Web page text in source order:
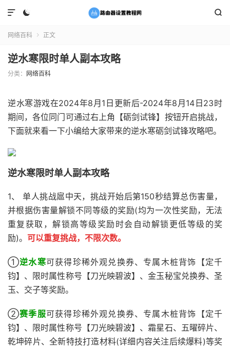
 

网络百科  正文
逆水寒限时单人副本攻略
分类： 网络百科
逆水寒游戏在2024年8月1日更新后-2024年8月14日23时
期间，各位同门可通过右上角【砺剑试锋】按钮开启挑战，
下面就来看一下小编给大家带来的逆水寒砺剑试锋攻略吧。
逆水寒限时单人副本攻略
1、 单人挑战扈中天，挑战开始后第150秒结算总伤害量，
并根据伤害量解锁不同等级的奖励(均为一次性奖励，无法
重复获取，解锁高等级奖励时会自动解锁更低等级的奖
励)。 可以重复挑战，不限次数。
①逆水寒可获得珍稀外观兑换券、专属木桩背饰【定千
钧】、限时属性称号【刀光映碧波】、金玉秘宝兑换券、圣
玉、交子等奖励。
②赛季服可获得珍稀外观兑换券、专属木桩背饰【定千
钧】、限时属性称号【刀光映碧波】、霜星石、五曜碎片、
乾坤碎片、全新特技打造材料(详细内容关注后续爆料)等奖